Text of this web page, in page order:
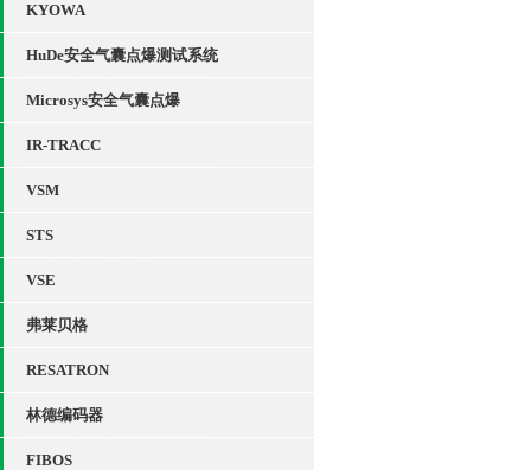
KYOWA
HuDe安全气囊点爆测试系统
Microsys安全气囊点爆
IR-TRACC
VSM
STS
VSE
弗莱贝格
RESATRON
林德编码器
FIBOS